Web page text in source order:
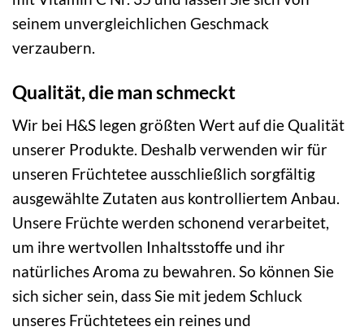
seinem unvergleichlichen Geschmack
verzaubern.
Qualität, die man schmeckt
Wir bei H&S legen größten Wert auf die Qualität
unserer Produkte. Deshalb verwenden wir für
unseren Früchtetee ausschließlich sorgfältig
ausgewählte Zutaten aus kontrolliertem Anbau.
Unsere Früchte werden schonend verarbeitet,
um ihre wertvollen Inhaltsstoffe und ihr
natürliches Aroma zu bewahren. So können Sie
sich sicher sein, dass Sie mit jedem Schluck
unseres Früchtetees ein reines und